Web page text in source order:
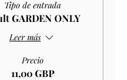
Tipo de entrada
GARDEN ONLY
Leer más
Precio
11,00 GBP